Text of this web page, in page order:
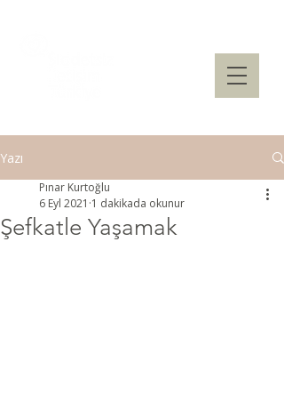
Yazı
Şefkatle Yaşamak
Pınar Kurtoğlu
6 Eyl 2021 1 dakikada okunur